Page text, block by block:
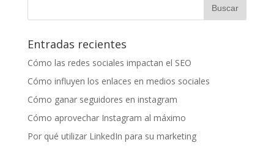
Entradas recientes
Cómo las redes sociales impactan el SEO
Cómo influyen los enlaces en medios sociales
Cómo ganar seguidores en instagram
Cómo aprovechar Instagram al máximo
Por qué utilizar LinkedIn para su marketing